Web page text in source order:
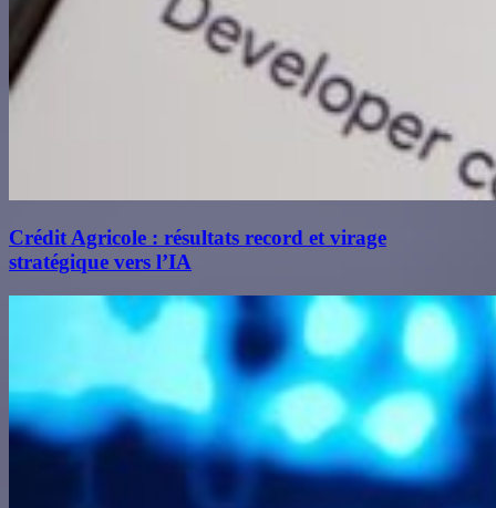
Crédit Agricole : résultats record et virage
stratégique vers l’IA